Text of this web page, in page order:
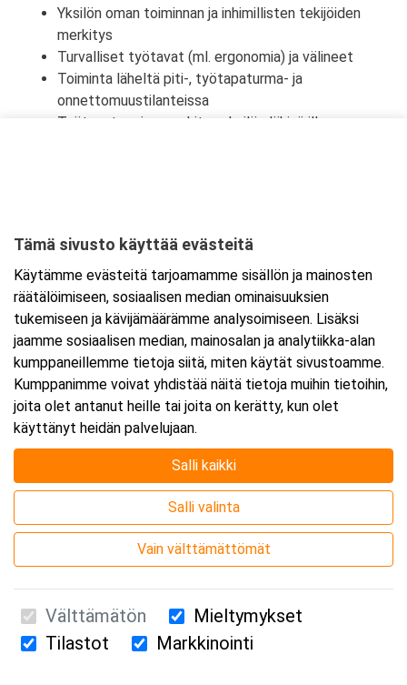
Yksilön oman toiminnan ja inhimillisten tekijöiden
merkitys
Turvalliset työtavat (ml. ergonomia) ja välineet
Toiminta läheltä piti-, työtapaturma- ja
onnettomuustilanteissa
Työtapaturmien merkitys yksilön lähipiirille,
Ajankohta
Alkaa:3.12.2026 08:30
Päättyy:3.12.2026 16:00
Lisää tapahtuma kalenteriisi
Webinaari
Suomen Ensiapukoulutus Oy / Valimotie 21 / 00380 Helsinki
Tämä sivusto käyttää evästeitä
Käytämme evästeitä tarjoamamme sisällön ja mainosten
räätälöimiseen, sosiaalisen median ominaisuuksien
tukemiseen ja kävijämäärämme analysoimiseen. Lisäksi
jaamme sosiaalisen median, mainosalan ja analytiikka-alan
kumppaneillemme tietoja siitä, miten käytät sivustoamme.
Kumppanimme voivat yhdistää näitä tietoja muihin tietoihin,
joita olet antanut heille tai joita on kerätty, kun olet
käyttänyt heidän palvelujaan.
Salli kaikki
Salli valinta
Vain välttämättömät
Välttämätön
Mieltymykset
Tilastot
Markkinointi